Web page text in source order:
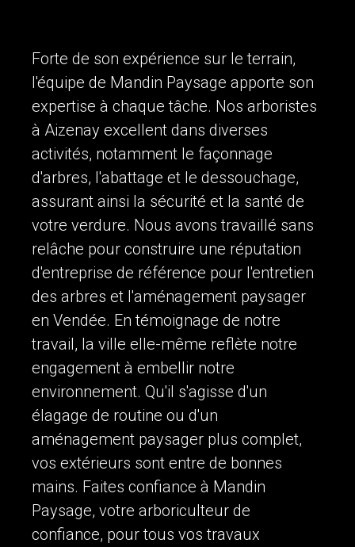
Forte de son expérience sur le terrain,
l'équipe de Mandin Paysage apporte son
expertise à chaque tâche. Nos arboristes
à Aizenay excellent dans diverses
activités, notamment le façonnage
d'arbres, l'abattage et le dessouchage,
assurant ainsi la sécurité et la santé de
votre verdure. Nous avons travaillé sans
relâche pour construire une réputation
d'entreprise de référence pour l'entretien
des arbres et l'aménagement paysager
en Vendée. En témoignage de notre
travail, la ville elle-même reflète notre
engagement à embellir notre
environnement. Qu'il s'agisse d'un
élagage de routine ou d'un
aménagement paysager plus complet,
vos extérieurs sont entre de bonnes
mains. Faites confiance à Mandin
Paysage, votre arboriculteur de
confiance, pour tous vos travaux